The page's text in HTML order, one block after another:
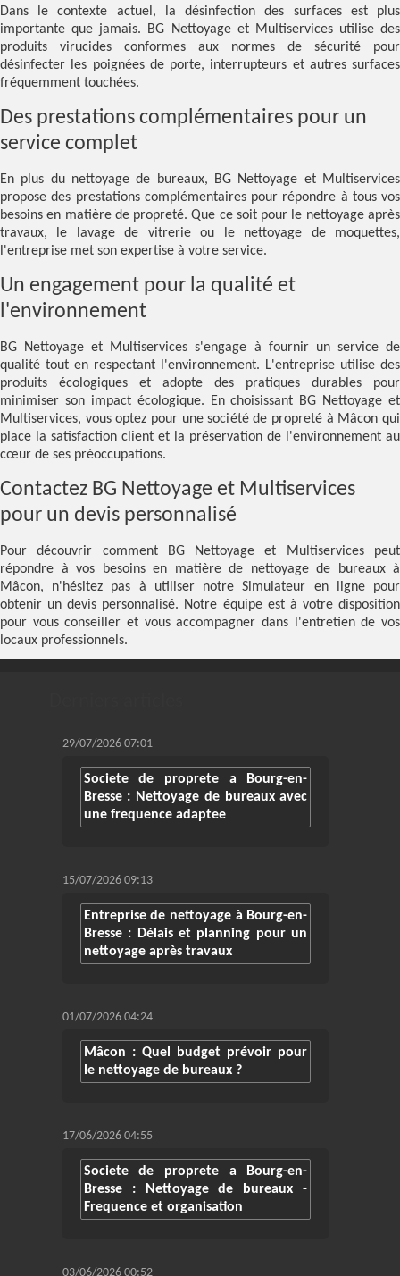
Dans le contexte actuel, la désinfection des surfaces est plus
importante que jamais. BG Nettoyage et Multiservices utilise des
produits virucides conformes aux normes de sécurité pour
désinfecter les poignées de porte, interrupteurs et autres surfaces
fréquemment touchées.
Des prestations complémentaires pour un
service complet
En plus du nettoyage de bureaux, BG Nettoyage et Multiservices
propose des prestations complémentaires pour répondre à tous vos
besoins en matière de propreté. Que ce soit pour le nettoyage après
travaux, le lavage de vitrerie ou le nettoyage de moquettes,
l'entreprise met son expertise à votre service.
Un engagement pour la qualité et
l'environnement
BG Nettoyage et Multiservices s'engage à fournir un service de
qualité tout en respectant l'environnement. L'entreprise utilise des
produits écologiques et adopte des pratiques durables pour
minimiser son impact écologique. En choisissant BG Nettoyage et
Multiservices, vous optez pour une société de propreté à Mâcon qui
place la satisfaction client et la préservation de l'environnement au
cœur de ses préoccupations.
Contactez BG Nettoyage et Multiservices
pour un devis personnalisé
Pour découvrir comment BG Nettoyage et Multiservices peut
répondre à vos besoins en matière de nettoyage de bureaux à
Mâcon, n'hésitez pas à utiliser notreSimulateur en ligne pour
obtenir un devis personnalisé. Notre équipe est à votre disposition
pour vous conseiller et vous accompagner dans l'entretien de vos
locaux professionnels.
29/07/2026 07:01
Societe de proprete a Bourg-en-
Bresse : Nettoyage de bureaux avec
une frequence adaptee
15/07/2026 09:13
Entreprise de nettoyage à Bourg-en-
Bresse : Délais et planning pour un
nettoyage après travaux
01/07/2026 04:24
Mâcon : Quel budget prévoir pour
le nettoyage de bureaux ?
17/06/2026 04:55
Societe de proprete a Bourg-en-
Bresse : Nettoyage de bureaux -
Frequence et organisation
03/06/2026 00:52